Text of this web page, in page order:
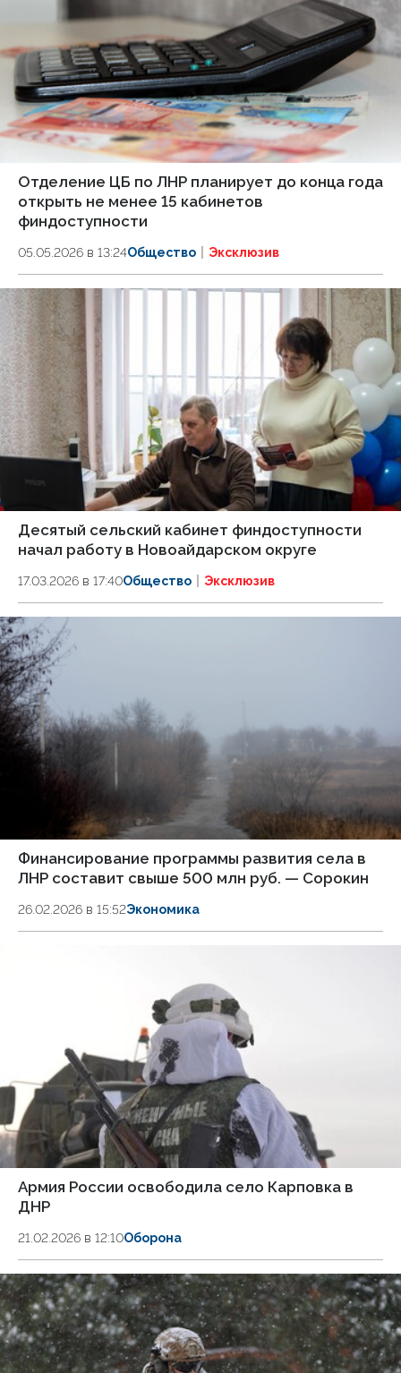
Отделение ЦБ по ЛНР планирует до конца года
открыть не менее 15 кабинетов
финдоступности
05.05.2026 в 13:24Общество Эксклюзив
Десятый сельский кабинет финдоступности
начал работу в Новоайдарском округе
17.03.2026 в 17:40Общество Эксклюзив
Финансирование программы развития села в
ЛНР составит свыше 500 млн руб. — Сорокин
26.02.2026 в 15:52Экономика
Армия России освободила село Карповка в
ДНР
21.02.2026 в 12:10Оборона